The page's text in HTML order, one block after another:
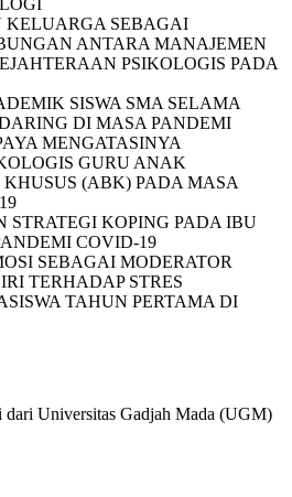
KELUARGA SEBAGAI
ANTARA MANAJEMEN
PSIKOLOGIS PADA
SISWA SMA SELAMA
DI MASA PANDEMI
MENGATASINYA
GURU ANAK
(ABK) PADA MASA
STRATEGI KOPING PADA IBU
COVID-19
SEBAGAI MODERATOR
TERHADAP STRES
TAHUN PERTAMA DI
dari Universitas Gadjah Mada (UGM)